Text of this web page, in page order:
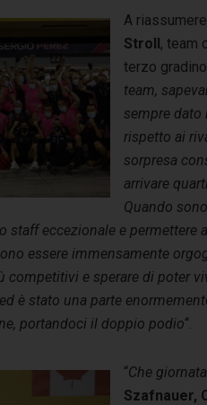
A
Stroll, team
terzo
team,
sempre
rispetto ai
sorpresa
arrivare
Quando
staff eccezionale e permettere
essere immensamente
competitivi e sperare di poter
è stato una parte
portandoci il doppio podio“.
“Che
Szafnauer,